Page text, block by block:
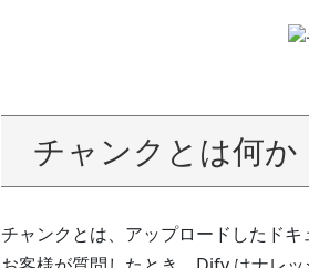
チャンクとは何か
チャンクとは、アップロードしたドキ